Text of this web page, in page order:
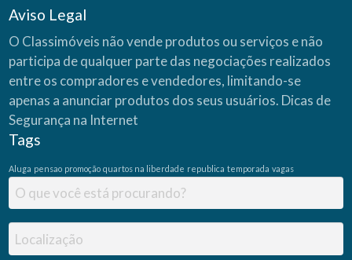
Aviso Legal
O Classimóveis não vende produtos ou serviços e não
participa de qualquer parte das negociações realizados
entre os compradores e vendedores, limitando-se
apenas a anunciar produtos dos seus usuários. Dicas de
Segurança na Internet
Tags
Aluga pensao promoção quartos na liberdade republica temporada vagas